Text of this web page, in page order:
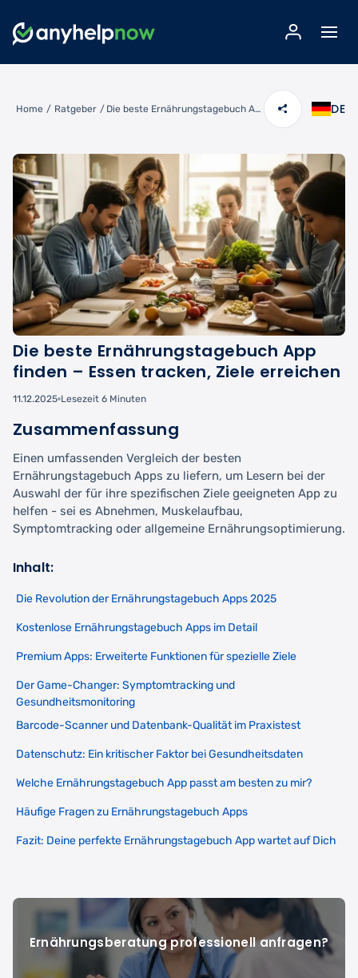
Home / Ratgeber / Die beste Ernährungstagebuch App finden – Essen tracken, Ziele erreichen DE
Die beste Ernährungstagebuch App
finden – Essen tracken, Ziele erreichen
11.12.2025 Lesezeit 6 Minuten
Zusammenfassung
Einen umfassenden Vergleich der besten
Ernährungstagebuch Apps zu liefern, um Lesern bei der
Auswahl der für ihre spezifischen Ziele geeigneten App zu
helfen - sei es Abnehmen, Muskelaufbau,
Symptomtracking oder allgemeine Ernährungsoptimierung.
Inhalt:
Die Revolution der Ernährungstagebuch Apps 2025
Kostenlose Ernährungstagebuch Apps im Detail
Premium Apps: Erweiterte Funktionen für spezielle Ziele
Der Game-Changer: Symptomtracking und
Gesundheitsmonitoring
Barcode-Scanner und Datenbank-Qualität im Praxistest
Datenschutz: Ein kritischer Faktor bei Gesundheitsdaten
Welche Ernährungstagebuch App passt am besten zu mir?
Häufige Fragen zu Ernährungstagebuch Apps
Fazit: Deine perfekte Ernährungstagebuch App wartet auf Dich
Ernährungsberatung professionell anfragen?